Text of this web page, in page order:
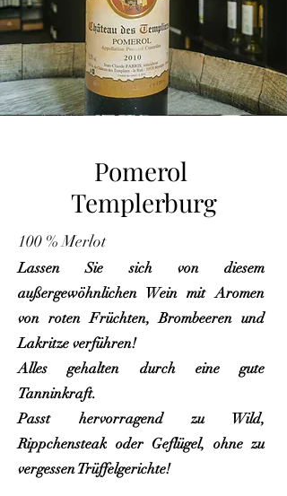
Pomerol
Templerburg
100 % Merlot
Lassen Sie sich von diesem
außergewöhnlichen Wein mit Aromen
von roten Früchten, Brombeeren und
Lakritze verführen!
Alles gehalten durch eine gute
Tanninkraft.
Passt hervorragend zu Wild,
Rippchensteak oder Geflügel, ohne zu
vergessen Trüffelgerichte!